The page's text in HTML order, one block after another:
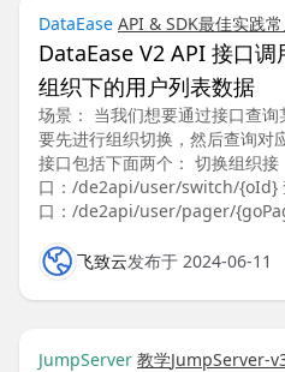
DataEase API & SDK最佳实践
DataEase V2 API 接口
组织下的用户列表数据
场景： 当我们想要通过接口查
要先进行组织切换，然后查询对
接口包括下面两个： 切换组织接
口：/de2api/user/switch/{oId}
口：/de2api/user/pager/
飞致云发布于 2024-06-11
JumpServer 教学JumpServer-